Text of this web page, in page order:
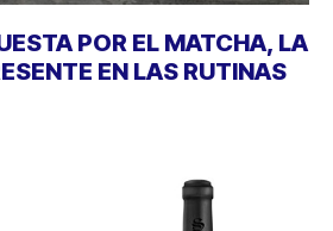
POR EL MATCHA, LA
EN LAS RUTINAS